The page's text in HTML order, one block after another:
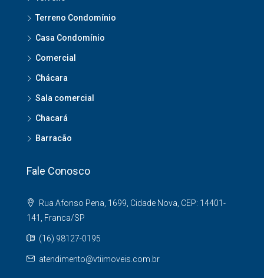
Terreno Condomínio
Casa Condomínio
Comercial
Chácara
Sala comercial
Chacará
Barracão
Fale Conosco
Rua Afonso Pena, 1699, Cidade Nova, CEP: 14401-
141, Franca/SP
(16) 98127-0195
atendimento@vtiimoveis.com.br